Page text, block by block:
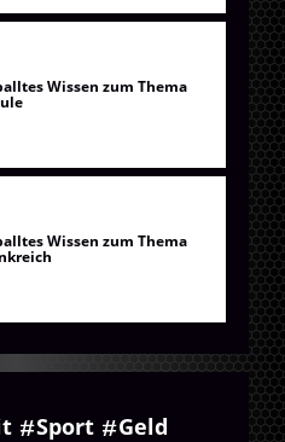
Wissen zum Thema
Wissen zum Thema
Sport
Geld